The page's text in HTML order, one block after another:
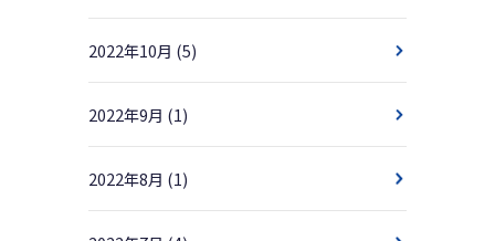
2022年10月 (5)
2022年9月 (1)
2022年8月 (1)